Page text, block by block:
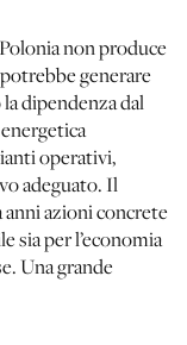
netzerotube
non produce
generare
dipendenza dal
operativi,
adeguato. Il
azioni concrete
sia per l’economia
Una grande